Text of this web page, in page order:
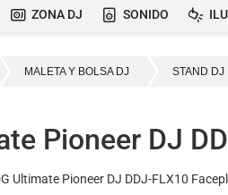
ZONA DJ SONIDO
MALETA Y BOLSA DJ STAND DJ
Pioneer DJ